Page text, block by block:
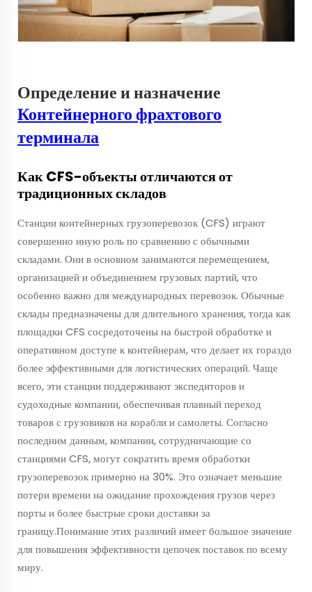
Определение и назначение
Контейнерного фрахтового
терминала
Как CFS-объекты отличаются от
традиционных складов
Станции контейнерных грузоперевозок (CFS) играют
совершенно иную роль по сравнению с обычными
складами. Они в основном занимаются перемещением,
организацией и объединением грузовых партий, что
особенно важно для международных перевозок. Обычные
склады предназначены для длительного хранения, тогда как
площадки CFS сосредоточены на быстрой обработке и
оперативном доступе к контейнерам, что делает их гораздо
более эффективными для логистических операций. Чаще
всего, эти станции поддерживают экспедиторов и
судоходные компании, обеспечивая плавный переход
товаров с грузовиков на корабли и самолеты. Согласно
последним данным, компании, сотрудничающие со
станциями CFS, могут сократить время обработки
грузоперевозок примерно на 30%. Это означает меньшие
потери времени на ожидание прохождения грузов через
порты и более быстрые сроки доставки за
границу.Понимание этих различий имеет большое значение
для повышения эффективности цепочек поставок по всему
миру.